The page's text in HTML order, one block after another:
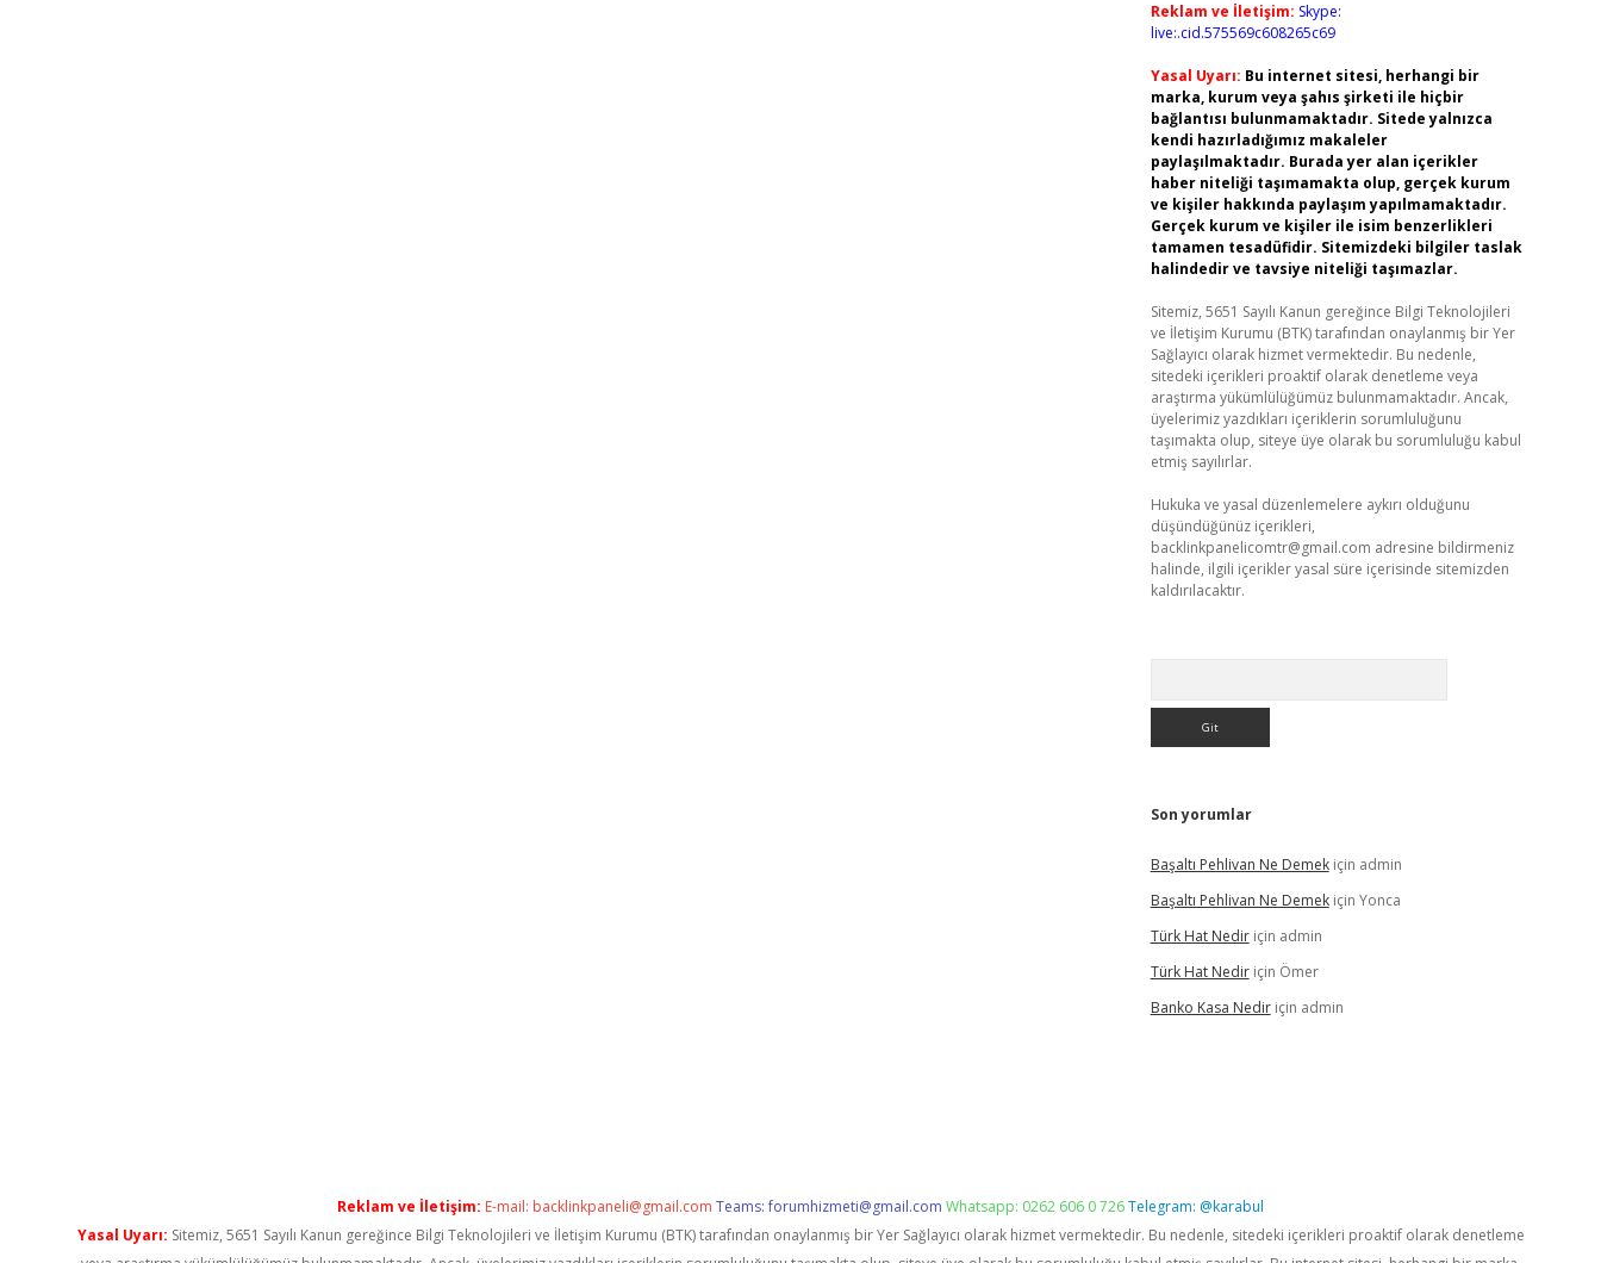
Reklam ve İletişim: Skype:
live:.cid.575569c608265c69
Yasal Uyarı: Bu internet sitesi, herhangi bir
marka, kurum veya şahıs şirketi ile hiçbir
bağlantısı bulunmamaktadır. Sitede yalnızca
kendi hazırladığımız makaleler
paylaşılmaktadır. Burada yer alan içerikler
haber niteliği taşımamakta olup, gerçek kurum
ve kişiler hakkında paylaşım yapılmamaktadır.
Gerçek kurum ve kişiler ile isim benzerlikleri
tamamen tesadüfidir. Sitemizdeki bilgiler taslak
halindedir ve tavsiye niteliği taşımazlar.
Sitemiz, 5651 Sayılı Kanun gereğince Bilgi Teknolojileri
ve İletişim Kurumu (BTK) tarafından onaylanmış bir Yer
Sağlayıcı olarak hizmet vermektedir. Bu nedenle,
sitedeki içerikleri proaktif olarak denetleme veya
araştırma yükümlülüğümüz bulunmamaktadır. Ancak,
üyelerimiz yazdıkları içeriklerin sorumluluğunu
taşımakta olup, siteye üye olarak bu sorumluluğu kabul
etmiş sayılırlar.
Hukuka ve yasal düzenlemelere aykırı olduğunu
düşündüğünüz içerikleri,
backlinkpanelicomtr@gmail.com adresine bildirmeniz
halinde, ilgili içerikler yasal süre içerisinde sitemizden
kaldırılacaktır.
Son yorumlar
Başaltı Pehlivan Ne Demekiçin admin
Başaltı Pehlivan Ne Demekiçin Yonca
Türk Hat Nediriçin admin
Türk Hat Nediriçin Ömer
Banko Kasa Nediriçin admin
Reklam ve İletişim: E-mail: backlinkpaneli@gmail.com Teams:forumhizmeti@gmail.com Whatsapp: 0262 606 0 726Telegram: @karabul
Yasal Uyarı: Sitemiz, 5651 Sayılı Kanun gereğince Bilgi Teknolojileri ve İletişim Kurumu (BTK) tarafından onaylanmış bir Yer Sağlayıcı olarak hizmet vermektedir. Bu nedenle, sitedeki içerikleri proaktif olarak denetleme